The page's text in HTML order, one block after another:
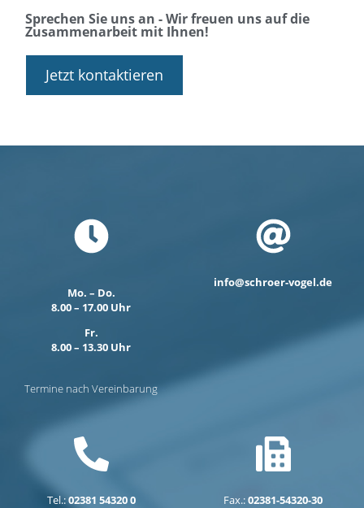
Sprechen Sie uns an - Wir freuen uns auf die
Zusammenarbeit mit Ihnen!
Jetzt kontaktieren
Mo. – Do.
8.00 – 17.00 Uhr
Fr.
8.00 – 13.30 Uhr
Termine nach Vereinbarung
info@schroer-vogel.de
Tel.:02381 54320 0 Fax.:02381-54320-30